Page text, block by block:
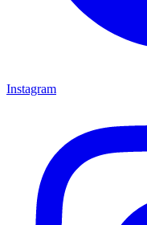
Instagram